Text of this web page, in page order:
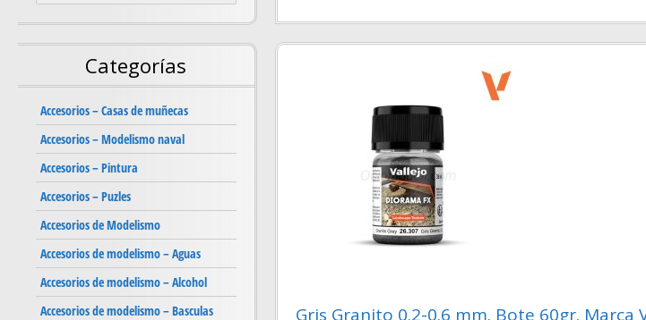
Gris Granito 0.2-0.6 mm. Bote 60gr. Marca
Categorías
Accesorios – Casas de muñecas
Accesorios – Modelismo naval
Accesorios – Pintura
Accesorios – Puzles
Accesorios de Modelismo
Accesorios de modelismo – Aguas
Accesorios de modelismo – Alcohol
Accesorios de modelismo – Basculas